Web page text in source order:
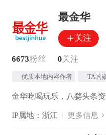
最金华
关注
6673粉丝 0关注
优质本地内容作者 TA的
金华吃喝玩乐，八婺头条
IP属地：浙江 更多信息